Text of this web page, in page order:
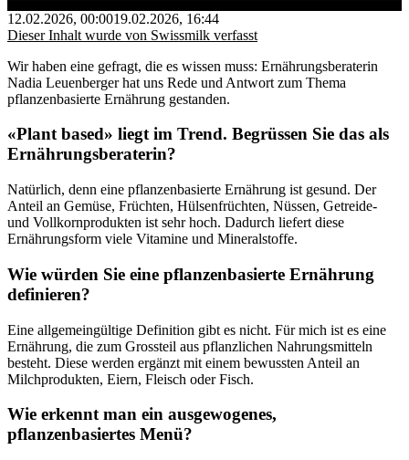
12.02.2026, 00:0019.02.2026, 16:44
Dieser Inhalt wurde von Swissmilk verfasst
Wir haben eine gefragt, die es wissen muss: Ernährungsberaterin
Nadia Leuenberger hat uns Rede und Antwort zum Thema
pflanzenbasierte Ernährung gestanden.
«Plant based» liegt im Trend. Begrüssen Sie das als
Ernährungsberaterin?
Natürlich, denn eine pflanzenbasierte Ernährung ist gesund. Der
Anteil an Gemüse, Früchten, Hülsenfrüchten, Nüssen, Getreide-
und Vollkornprodukten ist sehr hoch. Dadurch liefert diese
Ernährungsform viele Vitamine und Mineralstoffe.
Wie würden Sie eine pflanzenbasierte Ernährung
definieren?
Eine allgemeingültige Definition gibt es nicht. Für mich ist es eine
Ernährung, die zum Grossteil aus pflanzlichen Nahrungsmitteln
besteht. Diese werden ergänzt mit einem bewussten Anteil an
Milchprodukten, Eiern, Fleisch oder Fisch.
Wie erkennt man ein ausgewogenes,
pflanzenbasiertes Menü?